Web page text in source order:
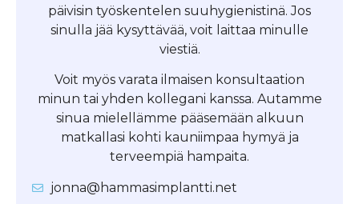
päivisin työskentelen suuhygienistinä. Jos
sinulla jää kysyttävää, voit laittaa minulle
viestiä.
Voit myös varata ilmaisen konsultaation
minun tai yhden kollegani kanssa. Autamme
sinua mielellämme pääsemään alkuun
matkallasi kohti kauniimpaa hymyä ja
terveempiä hampaita.
jonna@hammasimplantti.net